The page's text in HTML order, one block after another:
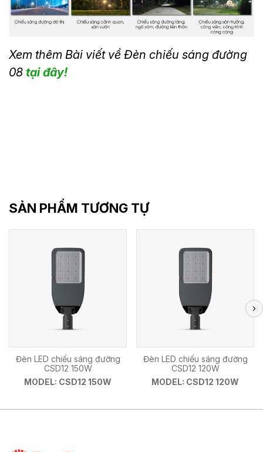
Xem thêm Bài viết về Đèn chiếu sáng đường
08 tại đây!
SẢN PHẨM TƯƠNG TỰ
Đèn LED chiếu sáng đường
CSD12 150W
MODEL: CSD12 150W
Đèn LED chiếu sáng đường
CSD12 120W
MODEL: CSD12 120W